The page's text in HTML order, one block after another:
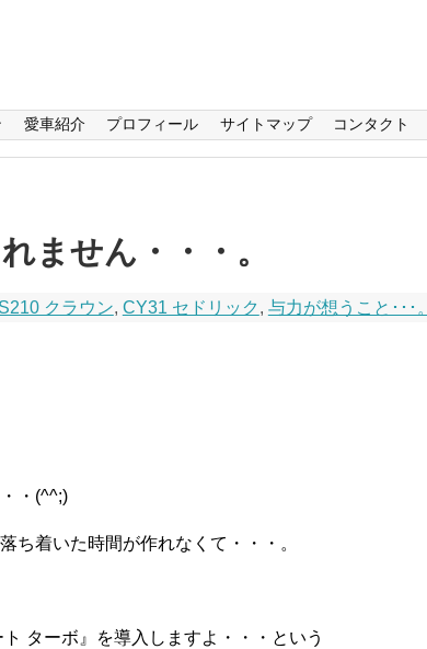
愛車紹介 プロフィール サイトマップ コンタクト
ません・・・。
クラウン, CY31 セドリック , 与力が想うこと･･･。
・(^^;)ゞ
ち着いた時間が作れなくて・・・。
ターボ』を導入しますよ・・・という